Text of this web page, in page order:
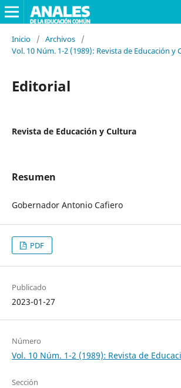
Inicio / Archivos
/
Vol. 10 Núm. 1-2 (1989): Revista de Educación y
Editorial
Revista de Educación y Cultura
Resumen
Gobernador Antonio Cafiero
PDF
Publicado
2023-01-27
Número
Vol. 10 Núm. 1-2 (1989): Revista de
Sección